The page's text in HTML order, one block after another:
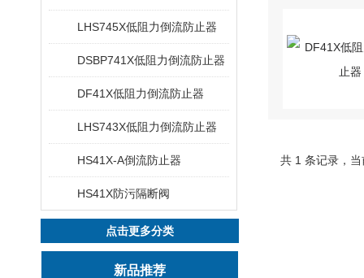
LHS745X低阻力倒流防止器
DSBP741X低阻力倒流防止器
DF41X低阻力倒流防止器
LHS743X低阻力倒流防止器
HS41X-A倒流防止器
HS41X防污隔断阀
点击更多分类
新品推荐
共 1 条记录，